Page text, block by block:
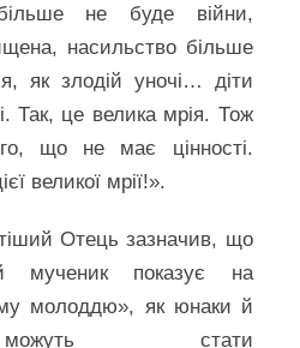
не буде війни,
насильство більше
як злодій уночі… діти
Так, це велика мрія. Тож
що не має цінності.
великої мрії!».
Отець зазначив, що
мученик показує на
молоддю», як юнаки й
стати